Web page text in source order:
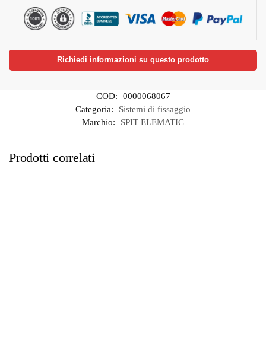
Richiedi informazioni su questo prodotto
COD:
0000068067
Categoria:
Sistemi di fissaggio
Marchio:
SPIT ELEMATIC
Prodotti correlati